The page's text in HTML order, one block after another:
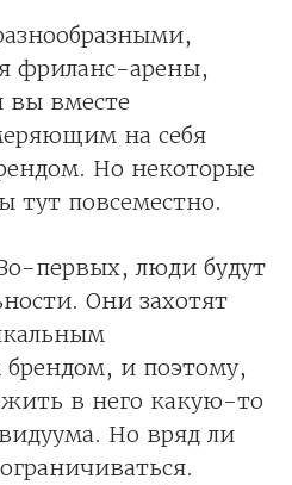
фриланс-арены,
вы вместе
на себя
Но некоторые
тут повсеместно.
первых, люди будут
Они захотят
и поэтому,
в него какую-то
Но вряд ли